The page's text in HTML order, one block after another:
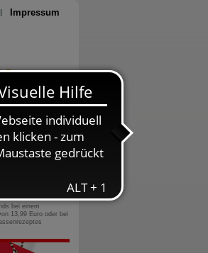
Impressum
drucken
bei einem
13,99 Euro oder bei